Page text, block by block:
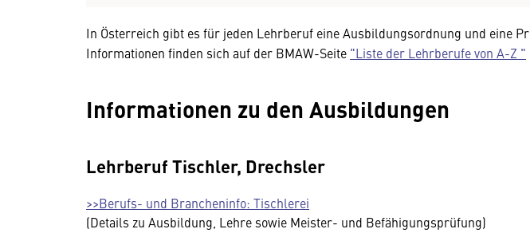
In Österreich gibt es für jeden Lehrberuf eine Ausbildungsordnung und eine
Informationen finden sich auf der BMAW-Seite "Liste der Lehrberufe von A-Z "
Informationen zu den Ausbildungen
Lehrberuf Tischler, Drechsler
>>Berufs- und Brancheninfo: Tischlerei
(Details zu Ausbildung, Lehre sowie Meister- und Befähigungsprüfung)